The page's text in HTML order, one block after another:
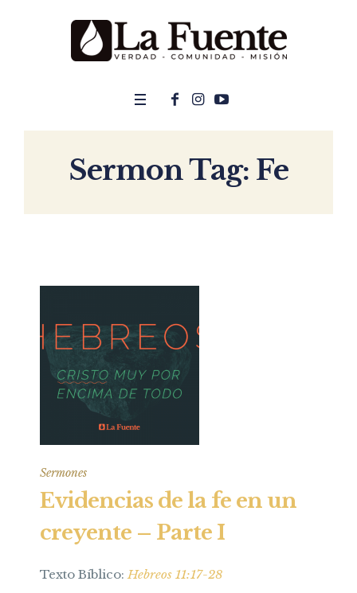
Sermon Tag: Fe
Sermones
Evidencias de la fe en un
creyente – Parte I
Texto Bíblico:Hebreos 11:17-28